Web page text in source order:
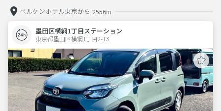
ベルケンホテル東京から 2556m
墨田区横網1丁目ステーション
東京都墨田区横網1丁目2-13